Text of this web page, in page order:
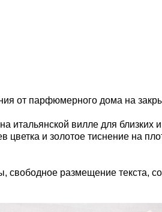
от парфюмерного дома на
итальянской вилле для близких
цветка и золотое тиснение на
размещение текста,